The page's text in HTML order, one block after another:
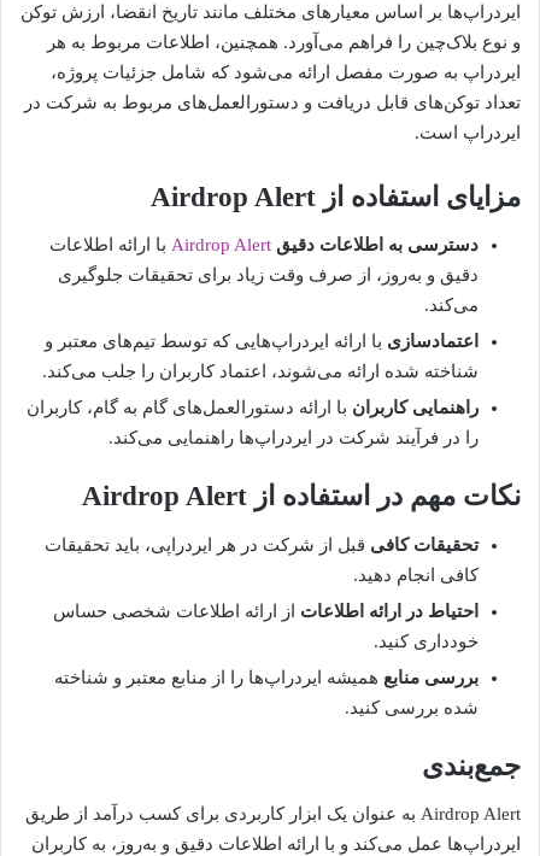
ایردراپ‌ها بر اساس معیارهای مختلف مانند تاریخ انقضا، ارزش توکن
و نوع بلاک‌چین را فراهم می‌آورد. همچنین، اطلاعات مربوط به هر
ایردراپ به صورت مفصل ارائه می‌شود که شامل جزئیات پروژه،
تعداد توکن‌های قابل دریافت و دستورالعمل‌های مربوط به شرکت در
ایردراپ است.
مزایای استفاده از Airdrop Alert
دسترسی به اطلاعات دقیق Airdrop Alert با ارائه اطلاعات
دقیق و به‌روز، از صرف وقت زیاد برای تحقیقات جلوگیری
می‌کند.
اعتمادسازی با ارائه ایردراپ‌هایی که توسط تیم‌های معتبر و
شناخته شده ارائه می‌شوند، اعتماد کاربران را جلب می‌کند.
راهنمایی کاربران با ارائه دستورالعمل‌های گام به گام، کاربران
را در فرآیند شرکت در ایردراپ‌ها راهنمایی می‌کند.
نکات مهم در استفاده از Airdrop Alert
تحقیقات کافی قبل از شرکت در هر ایردراپی، باید تحقیقات
کافی انجام دهید.
احتیاط در ارائه اطلاعات از ارائه اطلاعات شخصی حساس
خودداری کنید.
بررسی منابع همیشه ایردراپ‌ها را از منابع معتبر و شناخته
شده بررسی کنید.
جمع‌بندی
Airdrop Alert به عنوان یک ابزار کاربردی برای کسب درآمد از طریق
ایردراپ‌ها عمل می‌کند و با ارائه اطلاعات دقیق و به‌روز، به کاربران